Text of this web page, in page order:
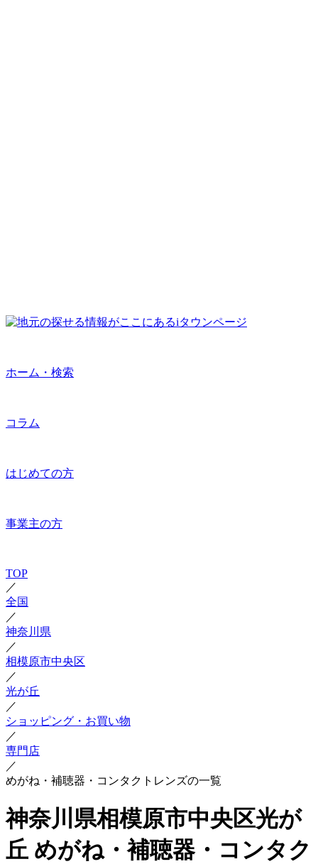
ホーム・検索
コラム
はじめての方
事業主の方
TOP
／
全国
／
神奈川県
／
相模原市中央区
／
光が丘
／
ショッピング・お買い物
／
専門店
／
めがね・補聴器・コンタクトレンズの一覧
神奈川県相模原市中央区光が
丘 めがね・補聴器・コンタク